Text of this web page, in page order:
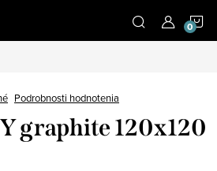
Podrobnosti hodnotenia
graphite 120x120